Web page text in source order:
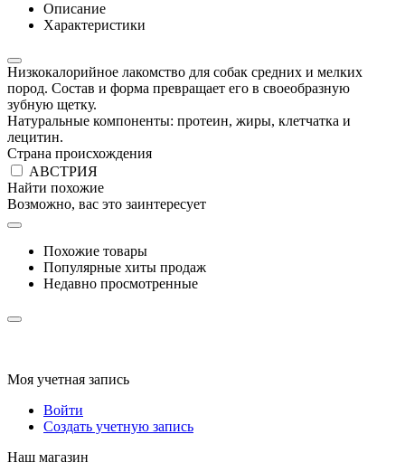
Описание
Характеристики
Низкокалорийное лакомство для собак средних и мелких
пород. Состав и форма превращает его в своеобразную
зубную щетку.
Натуральные компоненты: протеин, жиры, клетчатка и
лецитин.
Страна происхождения
АВСТРИЯ
Найти похожие
Возможно, вас это заинтересует
Похожие товары
Популярные хиты продаж
Недавно просмотренные
Моя учетная запись
Войти
Создать учетную запись
Наш магазин